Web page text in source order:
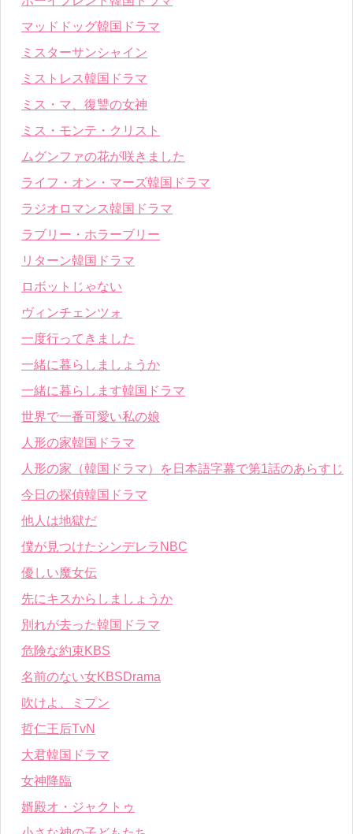
マッドドッグ韓国ドラマ
ミスターサンシャイン
ミストレス韓国ドラマ
ミス・マ、復讐の女神
ミス・モンテ・クリスト
ムグンファの花が咲きました
ライフ・オン・マーズ韓国ドラマ
ラジオロマンス韓国ドラマ
ラブリー・ホラーブリー
リターン韓国ドラマ
ロボットじゃない
ヴィンチェンツォ
一度行ってきました
一緒に暮らしましょうか
一緒に暮らします韓国ドラマ
世界で一番可愛い私の娘
人形の家韓国ドラマ
人形の家（韓国ドラマ）を日本語字幕で第1話のあらすじ
今日の探偵韓国ドラマ
他人は地獄だ
僕が見つけたシンデレラNBC
優しい魔女伝
先にキスからしましょうか
別れが去った韓国ドラマ
危険な約束KBS
名前のない女KBSDrama
吹けよ、ミプン
哲仁王后TvN
大君韓国ドラマ
女神降臨
婿殿オ・ジャクトゥ